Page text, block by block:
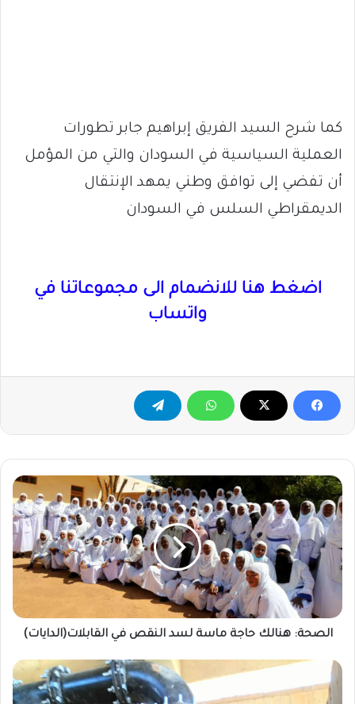
كما شرح السيد الفريق إبراهيم جابر تطورات
العملية السياسية في السودان والتي من المؤمل
أن تفضي إلى توافق وطني يمهد الإنتقال
الديمقراطي السلس في السودان
اضغط هنا للانضمام الى مجموعاتنا في
واتساب
الصحة:
هنالك
حاجة
ماسة
لسد
النقص
في
القابلات(الدايات)
الصحة: هنالك حاجة ماسة لسد النقص في القابلات(الدايات)
السدود:
توقف
العمل